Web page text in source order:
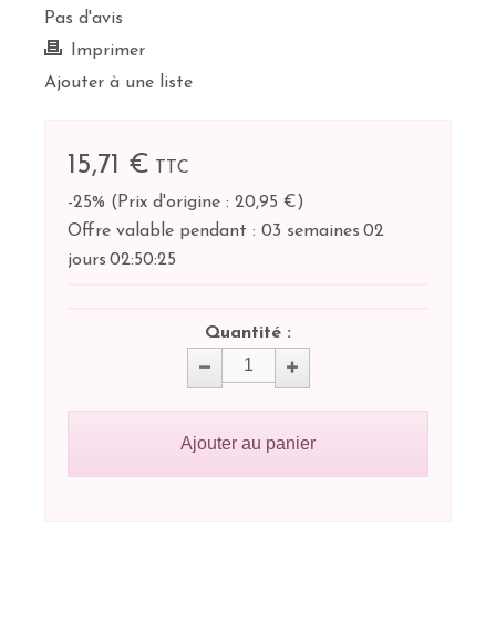
Pas d'avis
Imprimer
Ajouter à une liste
15,71 €
TTC
-25% ( Prix d'origine : 20,95 €)
Offre valable pendant : 03 semaines 02
jours 02:50:25
Quantité :
Ajouter au panier